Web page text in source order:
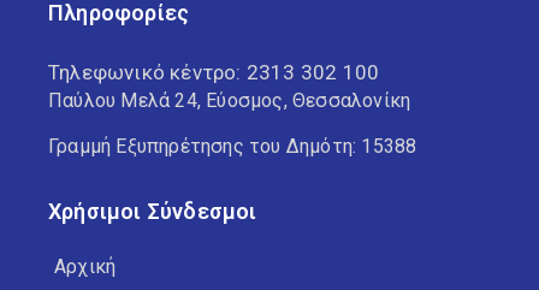
Πληροφορίες
Τηλεφωνικό κέντρο: 2313 302 100
Παύλου Μελά 24, Εύοσμος, Θεσσαλονίκη
Γραμμή Εξυπηρέτησης του Δημότη: 15388
Χρήσιμοι Σύνδεσμοι
Αρχική